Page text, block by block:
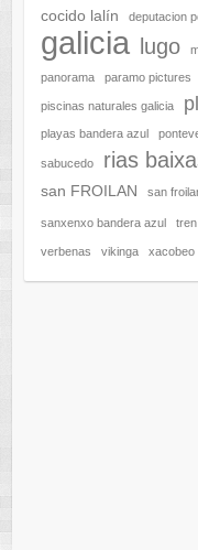
cocido lalín
deputacion
galicia lugo
panorama paramo pictures
piscinas naturales galicia
playas bandera azul
sabucedo rias
san FROILAN san
sanxenxo bandera azul
verbenas vikinga xacobeo